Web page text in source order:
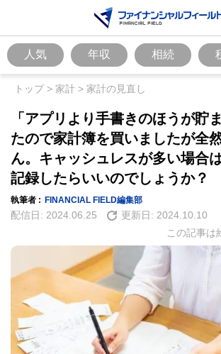
人気 年収 相続
トップ> 家計 > 家計の見直し
「アプリより手書きのほうが貯
たので家計簿を買いましたが全
ん。キャッシュレスが多い場合
記録したらいいのでしょうか？
執筆者 : FINANCIAL FIELD編集部
配信日: 2024.06.25 更新日: 2024.10.10
この記事は